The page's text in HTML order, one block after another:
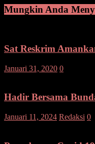
Mungkin Anda
Sat Reskrim
Januari 31, 2020 0
Hadir Bersama
Januari 11, 2024 Redaksi 0